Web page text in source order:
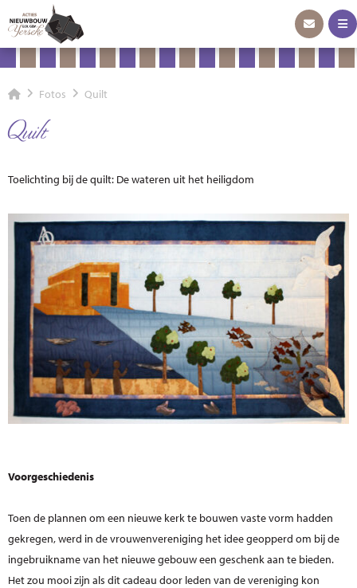
Fotos Quilt
Quilt
Toelichting bij de quilt: De wateren uit het heiligdom
Voorgeschiedenis
Toen de plannen om een nieuwe kerk te bouwen vaste vorm hadden
gekregen, werd in de vrouwenvereniging het idee geopperd om bij de
ingebruikname van het nieuwe gebouw een geschenk aan te bieden.
Het zou mooi zijn als dit cadeau door leden van de vereniging kon